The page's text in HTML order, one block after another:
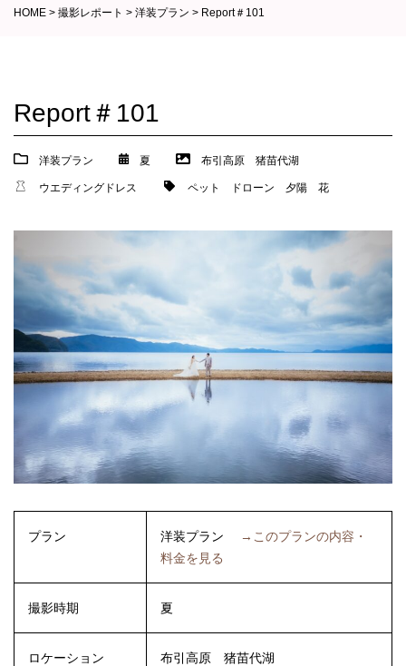
HOME > 撮影レポート > 洋装プラン > Report＃101
Report＃101
洋装プラン 夏 布引高原 猪苗代湖
ウエディングドレス ペット ドローン 夕陽 花
プラン 洋装プラン
→このプランの内容・
料金を見る
撮影時期 夏
ロケーション 布引高原 猪苗代湖